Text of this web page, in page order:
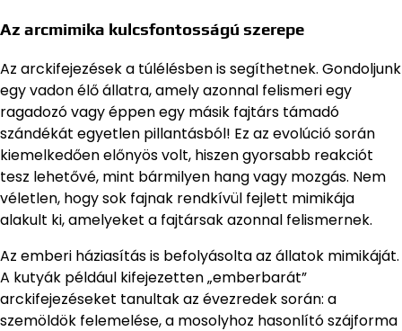
Az arcmimika kulcsfontosságú szerepe
Az arckifejezések a túlélésben is segíthetnek. Gondoljunk
egy vadon élő állatra, amely azonnal felismeri egy
ragadozó vagy éppen egy másik fajtárs támadó
szándékát egyetlen pillantásból! Ez az evolúció során
kiemelkedően előnyös volt, hiszen gyorsabb reakciót
tesz lehetővé, mint bármilyen hang vagy mozgás. Nem
véletlen, hogy sok fajnak rendkívül fejlett mimikája
alakult ki, amelyeket a fajtársak azonnal felismernek.
Az emberi háziasítás is befolyásolta az állatok mimikáját.
A kutyák például kifejezetten „emberbarát”
arckifejezéseket tanultak az évezredek során: a
szemöldök felemelése, a mosolyhoz hasonlító szájforma